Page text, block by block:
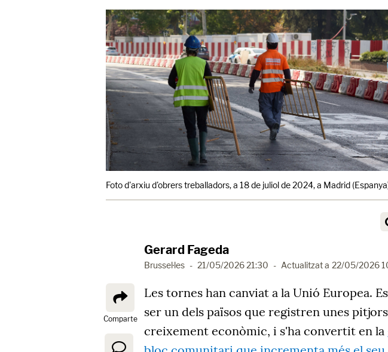
Foto d'arxiu d'obrers treballadors, a 18 de juliol de 2024, a Madrid
Gerard Fageda
Brussel·les - 21/05/2026 21:30 - Actualitzat a 22/05/2026
Comparte
Les tornes han canviat a la Unió Europea.
ser un dels països que registren unes
creixement econòmic, i s'ha convertit en la